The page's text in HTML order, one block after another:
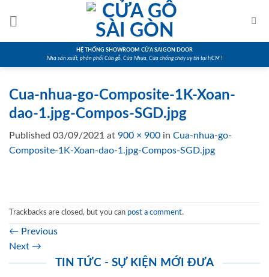
HỆ THỐNG SHOWROOM CỬA SAIGON DOOR
Nhà sản xuất, phân phối Cửa gỗ, Cửa Nhựa, Cửa chống cháy uy tín tại HCM !
Cua-nhua-go-Composite-1K-Xoan-
dao-1.jpg-Compos-SGD.jpg
Published 03/09/2021 at 900 × 900 in Cua-nhua-go-
Composite-1K-Xoan-dao-1.jpg-Compos-SGD.jpg
Trackbacks are closed, but you can post a comment.
← Previous
Next →
TIN TỨC - SỰ KIỆN MỚI ĐƯA